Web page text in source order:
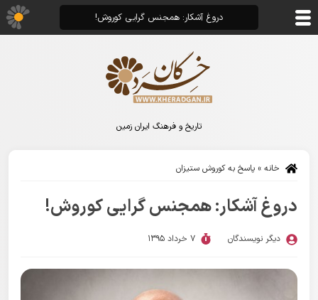
تاریخ و فرهنگ ایران زمین
خانه » پاسخ به کوروش ستیزان
دروغ آشکار: همجنس گرایی کوروش!
دیگر نویسندگان 7 خرداد 1395
دروغ آشکار: همجنس گرایی کوروش!